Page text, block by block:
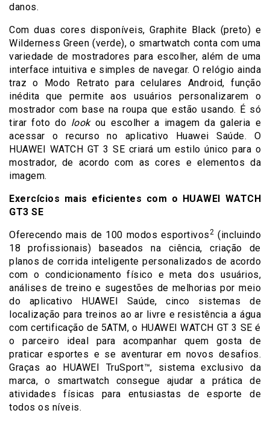
danos.
Com duas cores disponíveis, Graphite Black (preto) e
Wilderness Green (verde), o smartwatch conta com uma
variedade de mostradores para escolher, além de uma
interface intuitiva e simples de navegar. O relógio ainda
traz o Modo Retrato para celulares Android, função
inédita que permite aos usuários personalizarem o
mostrador com base na roupa que estão usando. É só
tirar foto do lookou escolher a imagem da galeria e
acessar o recurso no aplicativo Huawei Saúde. O
HUAWEI WATCH GT 3 SE criará um estilo único para o
mostrador, de acordo com as cores e elementos da
imagem.
Exercícios mais eficientes com o HUAWEI WATCH
GT3 SE
Oferecendo mais de 100 modos esportivos2 (incluindo
18 profissionais) baseados na ciência, criação de
planos de corrida inteligente personalizados de acordo
com o condicionamento físico e meta dos usuários,
análises de treino e sugestões de melhorias por meio
do aplicativo HUAWEI Saúde, cinco sistemas de
localização para treinos ao ar livre e resistência a água
com certificação de 5ATM, o HUAWEI WATCH GT 3 SE é
o parceiro ideal para acompanhar quem gosta de
praticar esportes e se aventurar em novos desafios.
Graças ao HUAWEI TruSport™, sistema exclusivo da
marca, o smartwatch consegue ajudar a prática de
atividades físicas para entusiastas de esporte de
todos os níveis.